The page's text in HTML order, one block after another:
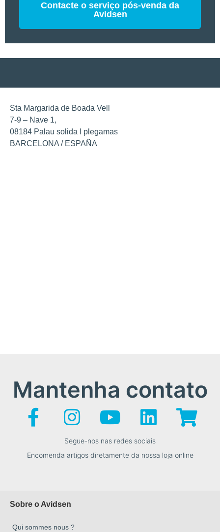
Contacte o serviço pós-venda da
Avidsen
Sta Margarida de Boada Vell
7-9 – Nave 1,
08184 Palau solida I plegamas
BARCELONA / ESPAÑA
Mantenha contato
Segue-nos nas redes sociais
Encomenda artigos diretamente da nossa loja online
Sobre o Avidsen
Qui sommes nous ?